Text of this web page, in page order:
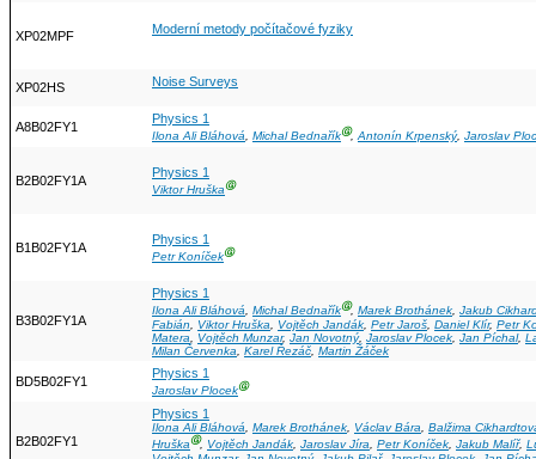
XP02MPF Moderní metody počítačové fyziky
XP02HS Noise Surveys
A8B02FY1
Physics 1
Ilona Ali Bláhová, Michal BednaříkⒼ,Antonín Krpenský, Jaroslav
B2B02FY1A
Physics 1
Viktor HruškaⒼ
B1B02FY1A
Physics 1
Petr KoníčekⒼ
B3B02FY1A
Physics 1
Ilona Ali Bláhová, Michal BednaříkⒼ, Marek Brothánek, Jakub
Fabián
Viktor Hruška Vojtěch Jandák Petr Jaroš Daniel Klír, Petr
Matera
Vojtěch Munzar, Jan Novotný, Jaroslav Plocek Jan Píchal,
Milan Červenka
Karel Řezáč Martin Žáček
BD5B02FY1
Physics 1
Jaroslav PlocekⒼ
B2B02FY1
Physics 1
Ilona Ali Bláhová, Marek Brothánek, Václav Bára, Balžima
HruškaⒼ, Vojtěch Jandák, Jaroslav Jíra, Petr Koníček, Jakub Malíř,